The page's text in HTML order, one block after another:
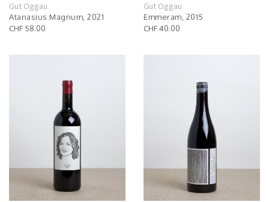
Gut Oggau
Atanasius Magnum, 2021
CHF 58.00
Gut Oggau
Emmeram, 2015
CHF 40.00